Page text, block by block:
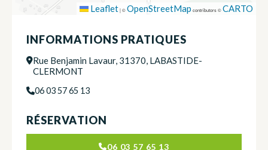
Leaflet|©OpenStreetMap contributors ©CARTO
INFORMATIONS PRATIQUES
Rue Benjamin Lavaur, 31370, LABASTIDE-
CLERMONT
06 03 57 65 13
RÉSERVATION
06 03 57 65 13